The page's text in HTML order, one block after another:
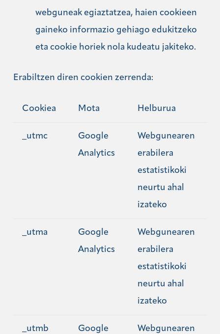
webguneak egiaztatzea, haien cookieen
gaineko informazio gehiago edukitzeko
eta cookie horiek nola kudeatu jakiteko.
Erabiltzen diren cookien zerrenda:
Cookiea Mota Helburua
_utmc
Google
Analytics
Webgunearen
erabilera
estatistikoki
neurtu ahal
izateko
_utma
Google
Analytics
Webgunearen
erabilera
estatistikoki
neurtu ahal
izateko
_utmb
Google
Webgunearen